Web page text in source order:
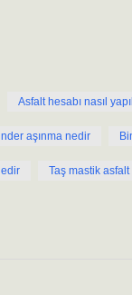
Asfalt hesabı nasıl
aşınma nedir
Taş mastik